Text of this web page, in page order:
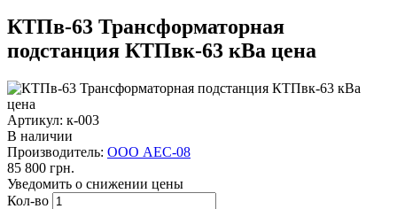
КТПв-63 Трансформаторная
подстанция КТПвк-63 кВа цена
Артикул: к-003
В наличии
Производитель: ООО АЕС-08
85 800 грн.
Уведомить о снижении цены
Кол-во